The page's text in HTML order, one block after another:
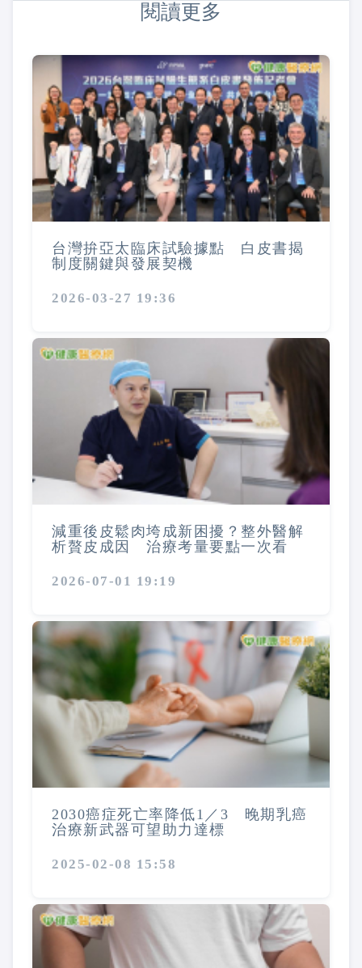
閱讀更多
台灣拚亞太臨床試驗據點 白皮書揭
制度關鍵與發展契機
2026-03-27 19:36
減重後皮鬆肉垮成新困擾？整外醫解
析贅皮成因 治療考量要點一次看
2026-07-01 19:19
2030癌症死亡率降低1／3 晚期乳癌
治療新武器可望助力達標
2025-02-08 15:58